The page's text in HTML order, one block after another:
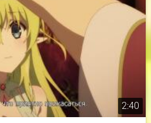
2:40